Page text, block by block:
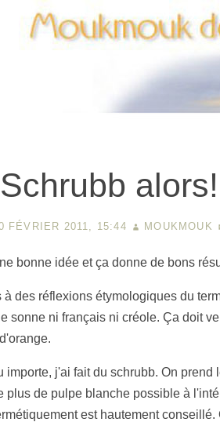
Schrubb alors!
FÉVRIER 2011, 15:44 MOUKMOUK
bonne idée et ça donne de bons
à des réflexions étymologiques du
sonne ni français ni créole. Ça doit
importe, j'ai fait du schrubb. On
plus de pulpe blanche possible à
est hautement